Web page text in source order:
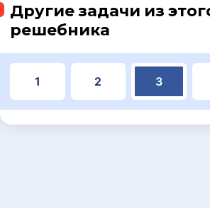
Другие задачи из
решебника
1 2 3